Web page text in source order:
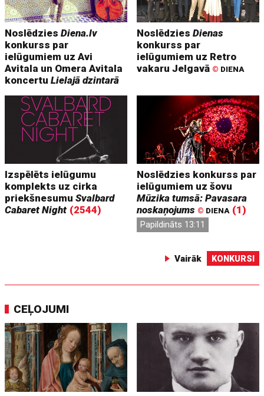
NoslēdziesDiena.lv
konkurss par
ielūgumiem uz Avi
Avitala un Omera Avitala
koncertuLielajā dzintarā
NoslēdziesDienas
konkurss par
ielūgumiem uz Retro
vakaru Jelgavā © DIENA
Izspēlēts ielūgumu
komplekts uz cirka
priekšnesumuSvalbard
Cabaret Night (2544)
Noslēdzies konkurss par
ielūgumiem uz šovu
Mūzika tumsā: Pavasara
noskaņojums © DIENA (1)
Papildināts 13:11
Vairāk KONKURSI
CEĻOJUMI